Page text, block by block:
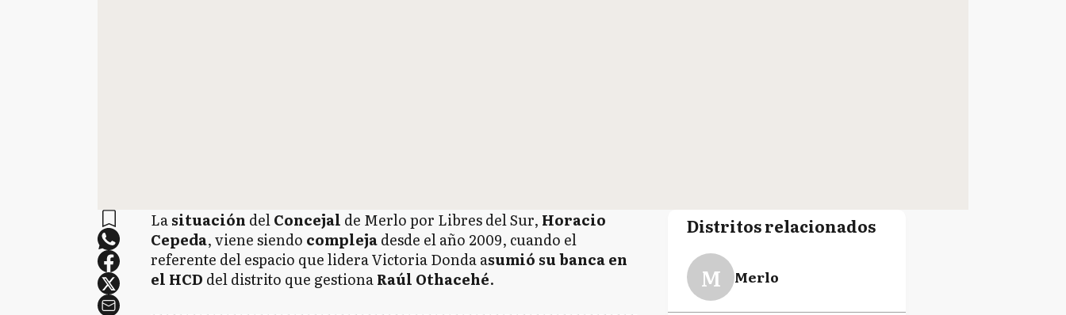
Lasituación delConcejal de Merlo por Libres del Sur, Horacio
Cepeda, viene siendo complejadesde el año 2009, cuando el
referente del espacio que lidera Victoria Donda asumió su banca en
el HCD del distrito que gestionaRaúl Othacehé.
Distritos relacionados
M Merlo